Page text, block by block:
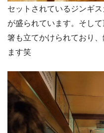
セットされているジンギ
が盛られています。そし
箸も立てかけられており
ます笑